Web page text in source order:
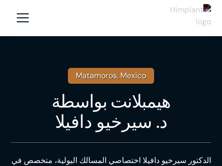
Matamoros, Mexico
هيمبلانت بواسطة
د. سيرخيو دافيلا
الدكتور سيرخيو دافيلا اختصاصي المسالك البولية، متخصص في